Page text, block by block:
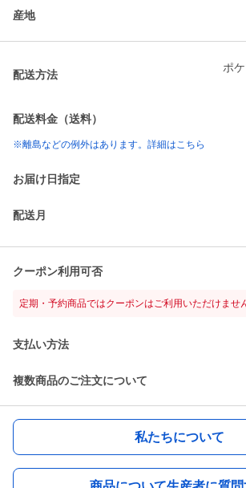
産地
配送方法
ポ
配送料金（送料）
※離島などの例外はあります。詳細はこちら
お届け日指定
配送月
クーポン利用可否
定期・予約商品ではクーポンはご利用いただけませ
支払い方法
複数商品のご注文について
私たちについて